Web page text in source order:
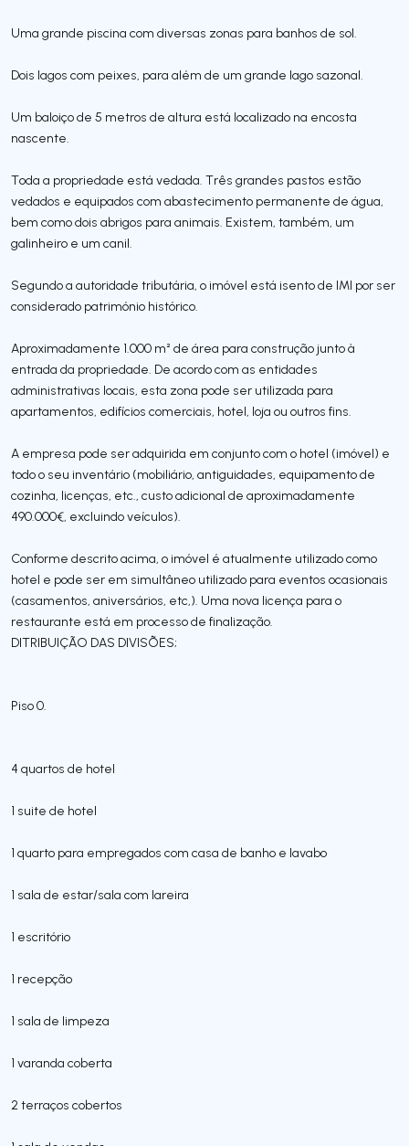
Uma grande piscina com diversas zonas para banhos de sol.
Dois lagos com peixes, para além de um grande lago sazonal.
Um baloiço de 5 metros de altura está localizado na encosta
nascente.
Toda a propriedade está vedada. Três grandes pastos estão
vedados e equipados com abastecimento permanente de água,
bem como dois abrigos para animais. Existem, também, um
galinheiro e um canil.
Segundo a autoridade tributária, o imóvel está isento de IMI por ser
considerado património histórico.
Aproximadamente 1.000 m² de área para construção junto à
entrada da propriedade. De acordo com as entidades
administrativas locais, esta zona pode ser utilizada para
apartamentos, edifícios comerciais, hotel, loja ou outros fins.
A empresa pode ser adquirida em conjunto com o hotel (imóvel) e
todo o seu inventário (mobiliário, antiguidades, equipamento de
cozinha, licenças, etc., custo adicional de aproximadamente
490.000€, excluindo veículos).
Conforme descrito acima, o imóvel é atualmente utilizado como
hotel e pode ser em simultâneo utilizado para eventos ocasionais
(casamentos, aniversários, etc,). Uma nova licença para o
restaurante está em processo de finalização.
DITRIBUIÇÃO DAS DIVISÕES;
Piso 0.
4 quartos de hotel
1 suite de hotel
1 quarto para empregados com casa de banho e lavabo
1 sala de estar/sala com lareira
1 escritório
1 recepção
1 sala de limpeza
1 varanda coberta
2 terraços cobertos